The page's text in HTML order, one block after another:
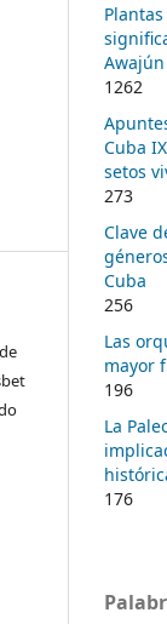
1262
Cuba
setos
273
Clave
Cuba
256
Las
mayor
196
La
176